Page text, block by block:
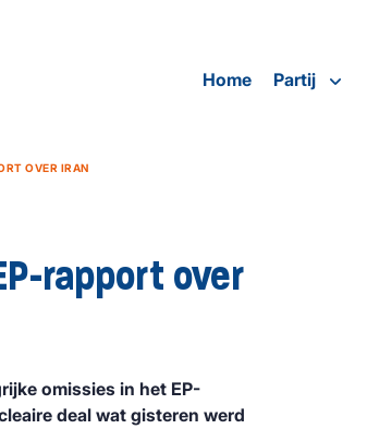
Home Partij
OVER IRAN
rapport over
omissies in het EP-
deal wat gisteren werd